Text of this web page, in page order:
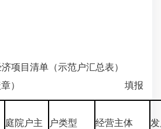
目清单（示范户汇总表）
（盖章） 填报
庭院户主 户类型 经营主体